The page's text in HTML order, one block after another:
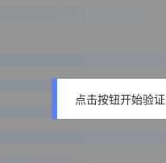
点击按钮开始验证